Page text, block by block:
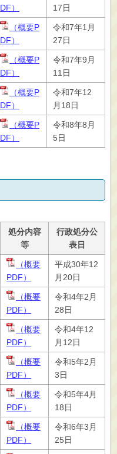
DF） 17日
（概要P
DF）
令和7年1月
27日
（概要P
DF）
令和7年9月
11日
（概要P
DF）
令和7年12
月18日
（概要P
DF）
令和8年8月
5日
処分内容
等
行政処分公
表日
（概要
PDF）
平成30年12
月20日
（概要
PDF）
令和4年2月
28日
（概要
PDF）
令和4年12
月12日
（概要
PDF）
令和5年2月
3日
（概要
PDF）
令和5年4月
18日
（概要
PDF）
令和6年3月
25日